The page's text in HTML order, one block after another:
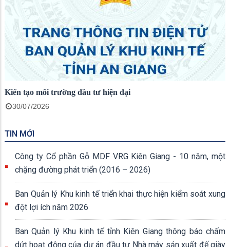
Đảng bộ Ban Quản lý Khu kinh tế tỉnh An Giang quán triệt,
triển khai thực hiện Quy định số 207-QĐ/TW về những điều
đảng viên không được làm
30/07/2026